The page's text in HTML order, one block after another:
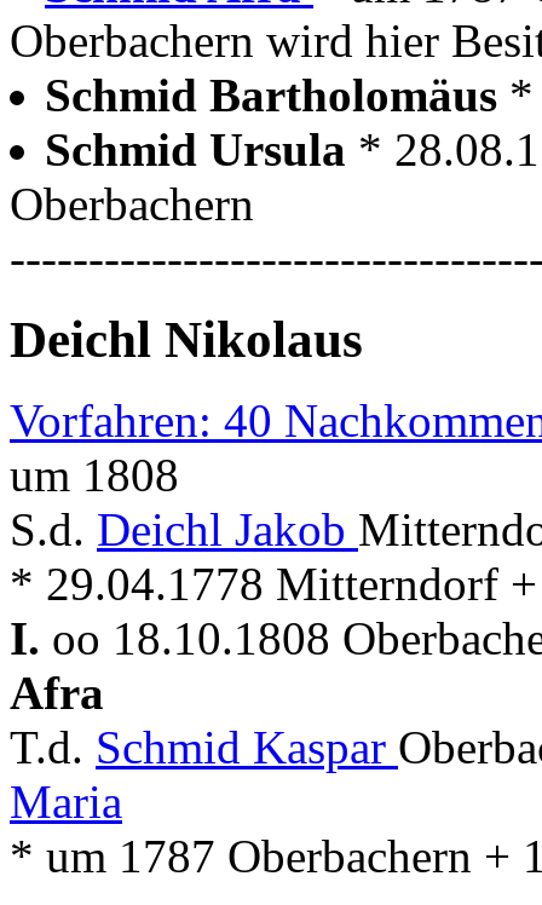
Oberbachern wird hier
Schmid Bartholomäus *
Schmid Ursula *
Oberbachern
Deichl Nikolaus
Vorfahren: 40
um 1808
S.d. Deichl Jakob
* 29.04.1778 Mitterndorf
I. oo 18.10.1808
Afra
T.d. Schmid Kaspar
Maria
* um 1787 Oberbachern +